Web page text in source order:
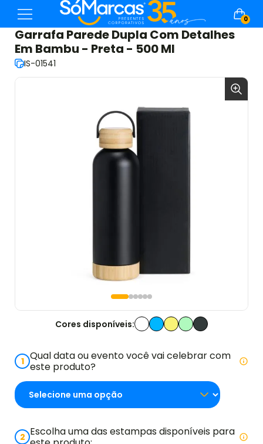
0
Garrafa Parede Dupla Com Detalhes
Em Bambu - Preta - 500 Ml
IS-01541
Cores disponíveis:
1 Qual data ou evento você vai celebrar com
este produto?
2 Escolha uma das estampas disponíveis para